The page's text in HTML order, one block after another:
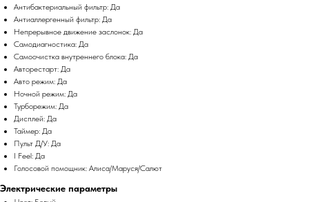
Антибактериальный фильтр: Да
Антиаллергенный фильтр: Да
Непрерывное движение заслонок: Да
Самодиагностика: Да
Самоочистка внутреннего блока: Да
Авторестарт: Да
Авто режим: Да
Ночной режим: Да
Турборежим: Да
Дисплей: Да
Таймер: Да
Пульт Д/У: Да
I Feel: Да
Голосовой помощник: Алиса/Маруся/Салют
Электрические параметры